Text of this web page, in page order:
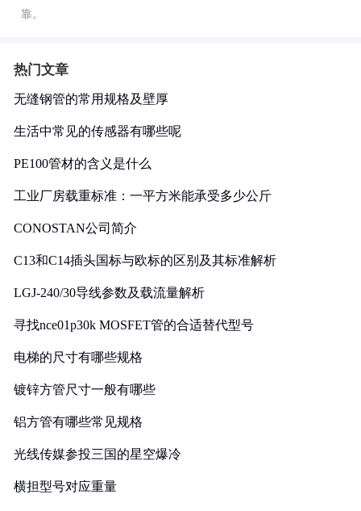
靠。
热门文章
无缝钢管的常用规格及壁厚
生活中常见的传感器有哪些呢
PE100管材的含义是什么
工业厂房载重标准：一平方米能承受多少公斤
CONOSTAN公司简介
C13和C14插头国标与欧标的区别及其标准解析
LGJ-240/30导线参数及载流量解析
寻找nce01p30k MOSFET管的合适替代型号
电梯的尺寸有哪些规格
镀锌方管尺寸一般有哪些
铝方管有哪些常见规格
光线传媒参投三国的星空爆冷
横担型号对应重量